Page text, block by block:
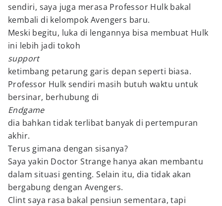
sendiri, saya juga merasa Professor Hulk bakal
kembali di kelompok Avengers baru.
Meski begitu, luka di lengannya bisa membuat Hulk
ini lebih jadi tokoh
support
ketimbang petarung garis depan seperti biasa.
Professor Hulk sendiri masih butuh waktu untuk
bersinar, berhubung di
Endgame
dia bahkan tidak terlibat banyak di pertempuran
akhir.
Terus gimana dengan sisanya?
Saya yakin Doctor Strange hanya akan membantu
dalam situasi genting. Selain itu, dia tidak akan
bergabung dengan Avengers.
Clint saya rasa bakal pensiun sementara, tapi